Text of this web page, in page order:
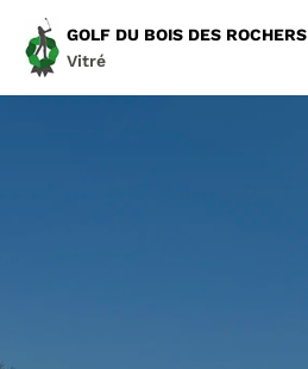
GOLF DU BOIS DES ROCHERS
Vitré